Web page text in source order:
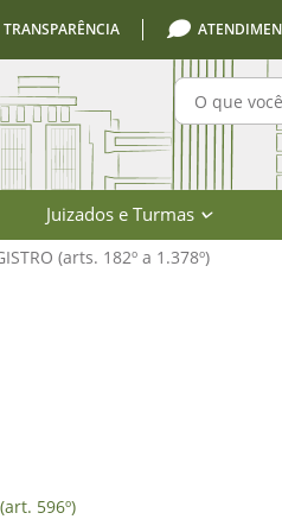
TRANSPARÊNCIA
Juizados e Turmas
(arts. 182º a 1.378º)
(arts. 559º a
596º)